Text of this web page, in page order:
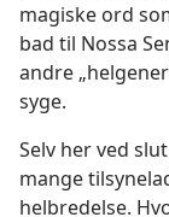
magiske ord
bad til Nossa
andre
syge.
Selv her ved
mange
helbredelse.